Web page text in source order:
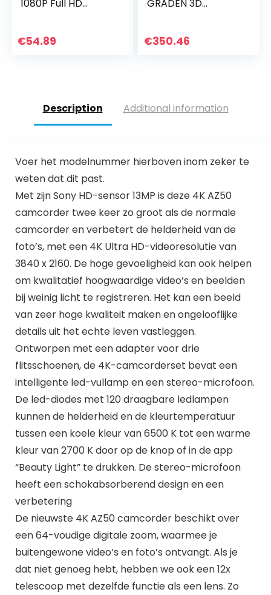
1080P Full HD
Nachtzicht 16x
€54.89
GRADEN 3D
€350.46
Description Additional information
Voer het modelnummer hierboven inom zeker te
weten dat dit past.
Met zijn Sony HD-sensor 13MP is deze 4K AZ50
camcorder twee keer zo groot als de normale
camcorder en verbetert de helderheid van de
foto’s, met een 4K Ultra HD-videoresolutie van
3840 x 2160. De hoge gevoeligheid kan ook helpen
om kwalitatief hoogwaardige video’s en beelden
bij weinig licht te registreren. Het kan een beeld
van zeer hoge kwaliteit maken en ongelooflijke
details uit het echte leven vastleggen.
Ontworpen met een adapter voor drie
flitsschoenen, de 4K-camcorderset bevat een
intelligente led-vullamp en een stereo-microfoon.
De led-diodes met 120 draagbare ledlampen
kunnen de helderheid en de kleurtemperatuur
tussen een koele kleur van 6500 K tot een warme
kleur van 2700 K door op de knop of in de app
“Beauty Light” te drukken. De stereo-microfoon
heeft een schokabsorberend design en een
verbetering
De nieuwste 4K AZ50 camcorder beschikt over
een 64-voudige digitale zoom, waarmee je
buitengewone video’s en foto’s ontvangt. Als je
dat niet genoeg hebt, hebben we ook een 12x
telescoop met dezelfde functie als een lens. Zo